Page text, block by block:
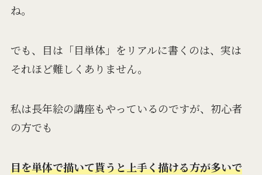
ね。
でも、目は「目単体」をリアルに書くのは、実は
それほど難しくありません。
私は長年絵の講座もやっているのですが、初心者
の方でも
目を単体で描いて貰うと上手く描ける方が多いで